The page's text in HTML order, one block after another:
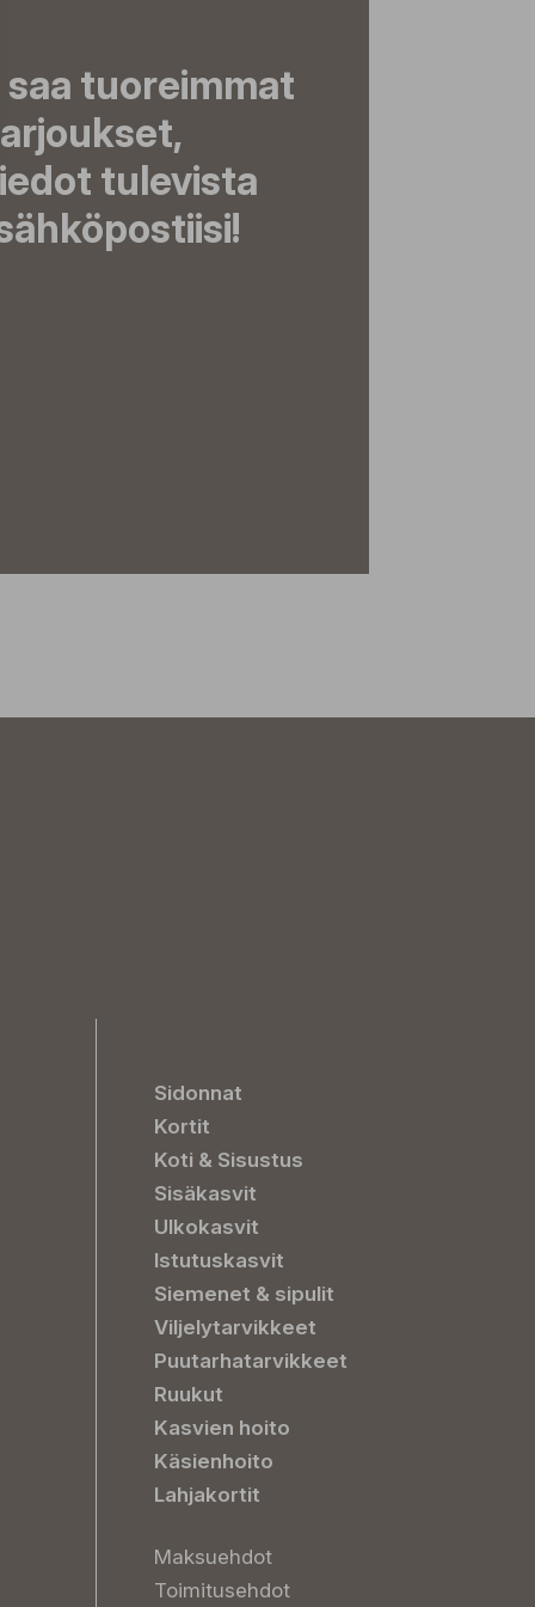
saa tuoreimmat
tulevista
Sidonnat
Kortit
Koti & Sisustus
Sisäkasvit
Ulkokasvit
Istutuskasvit
Siemenet & sipulit
Viljelytarvikkeet
Puutarhatarvikkeet
Ruukut
Kasvien hoito
Käsienhoito
Lahjakortit
Maksuehdot
Toimitusehdot